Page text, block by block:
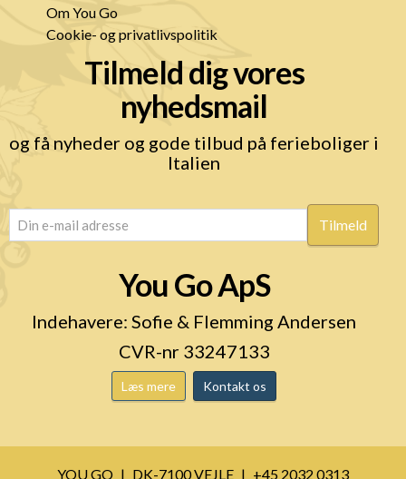
Om You Go
Cookie- og privatlivspolitik
Tilmeld dig vores
nyhedsmail
og få nyheder og gode tilbud på ferieboliger i
Italien
(Påkrævet)
You Go ApS
Indehavere: Sofie & Flemming Andersen
CVR-nr 33247133
Læs mere Kontakt os
YOU GO DK-7100 VEJLE +45 2032 0313